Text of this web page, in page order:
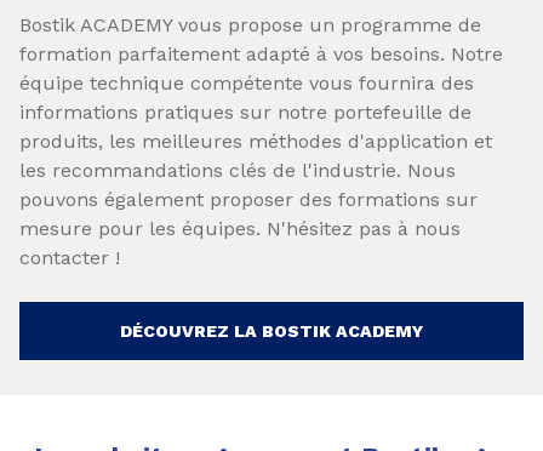
Bostik ACADEMY vous propose un programme de
formation parfaitement adapté à vos besoins. Notre
équipe technique compétente vous fournira des
informations pratiques sur notre portefeuille de
produits, les meilleures méthodes d'application et
les recommandations clés de l'industrie. Nous
pouvons également proposer des formations sur
mesure pour les équipes. N'hésitez pas à nous
contacter !
DÉCOUVREZ LA BOSTIK ACADEMY